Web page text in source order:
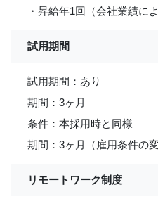
・昇給年1回（会社業績によ
試用期間
試用期間：あり
期間：3ヶ月
条件：本採用時と同様
期間：3ヶ月（雇用条件の
リモートワーク制度